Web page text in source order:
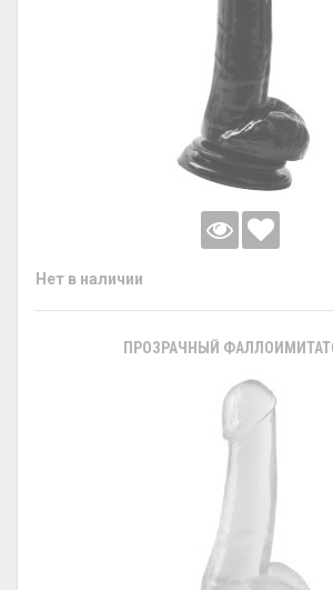
Нет в наличии
ПРОЗРАЧНЫЙ